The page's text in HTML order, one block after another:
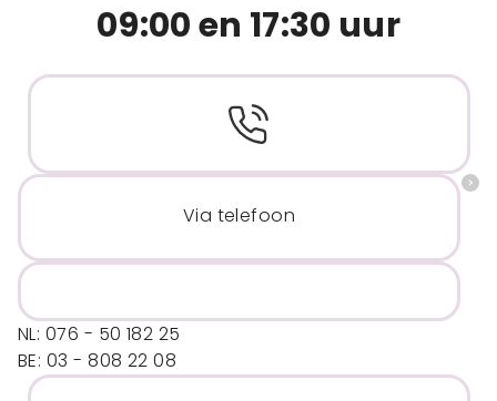
09:00 en 17:30 uur
Via telefoon
NL: 076 - 50 182 25
BE: 03 - 808 22 08